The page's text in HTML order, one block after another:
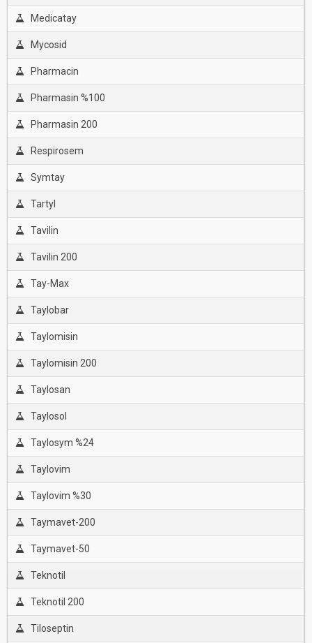
Medicatay
Mycosid
Pharmacin
Pharmasin %100
Pharmasin 200
Respirosem
Symtay
Tartyl
Tavilin
Tavilin 200
Tay-Max
Taylobar
Taylomisin
Taylomisin 200
Taylosan
Taylosol
Taylosym %24
Taylovim
Taylovim %30
Taymavet-200
Taymavet-50
Teknotil
Teknotil 200
Tiloseptin